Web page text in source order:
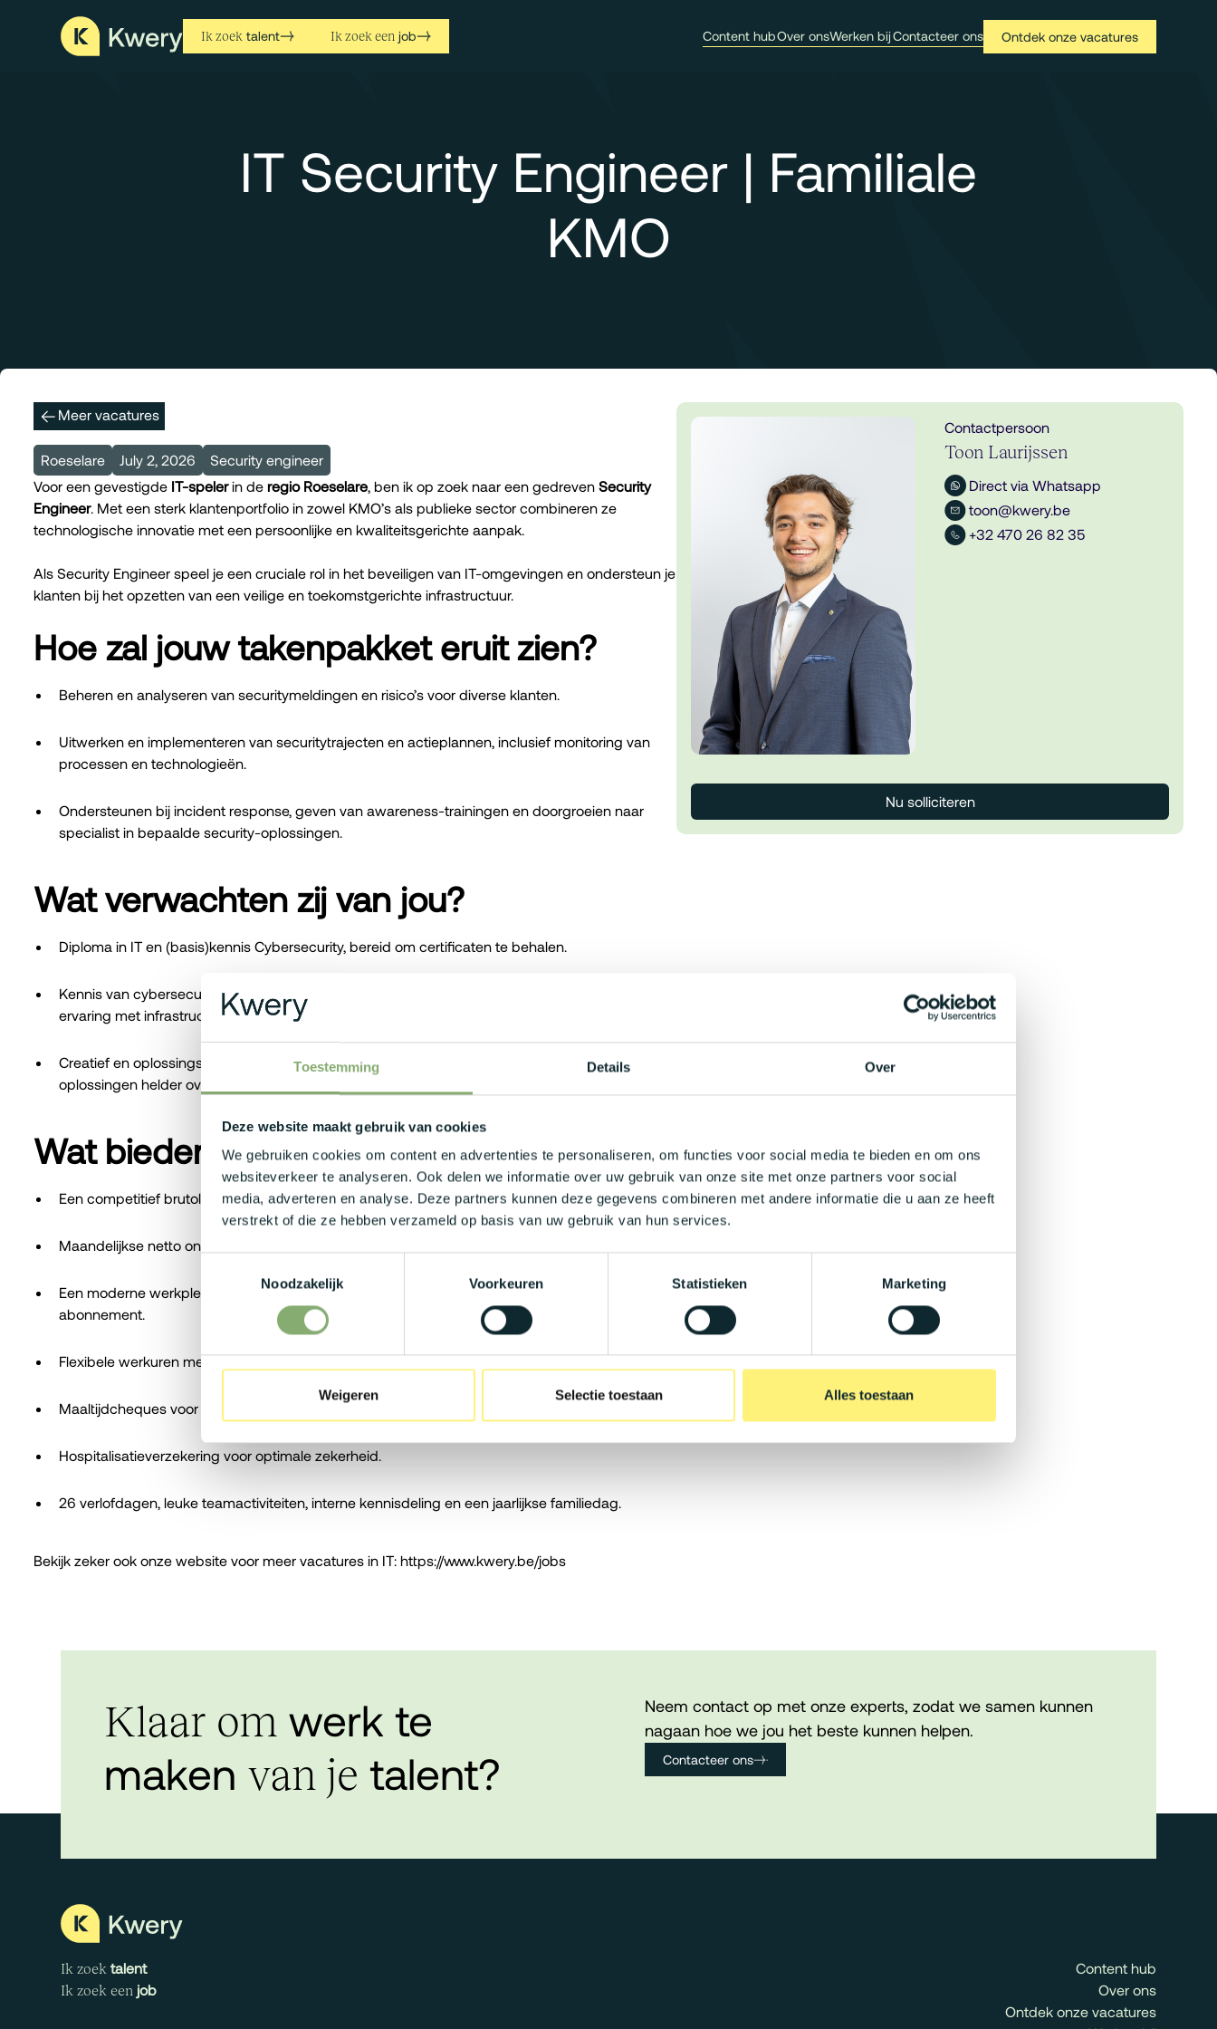
Toestemming Details Over
Deze website maakt gebruik van cookies
We gebruiken cookies om content en advertenties te personaliseren, om functies voor social media te bieden en om ons
websiteverkeer te analyseren. Ook delen we informatie over uw gebruik van onze site met onze partners voor social
media, adverteren en analyse. Deze partners kunnen deze gegevens combineren met andere informatie die u aan ze heeft
verstrekt of die ze hebben verzameld op basis van uw gebruik van hun services.
Noodzakelijk
Voorkeuren Statistieken Marketing
Weigeren Selectie toestaan Alles toestaan
Ik zoek talent Ik zoek een job Content hubOver onsWerken bijContacteer ons Ontdek onze vacatures
IT Security Engineer | Familiale
KMO
Meer vacatures
Roeselare July 2, 2026
Security engineer
Voor een gevestigde IT-spelerin de regio Roeselare, ben ik op zoek naar een gedreven Security
Engineer. Met een sterk klantenportfolio in zowel KMO’s als publieke sector combineren ze
technologische innovatie met een persoonlijke en kwaliteitsgerichte aanpak.
Als Security Engineer speel je een cruciale rol in het beveiligen van IT-omgevingen en ondersteun je
klanten bij het opzetten van een veilige en toekomstgerichte infrastructuur.
Hoe zal jouw takenpakket eruit zien?
Beheren en analyseren van securitymeldingen en risico’s voor diverse klanten.
Uitwerken en implementeren van securitytrajecten en actieplannen, inclusief monitoring van
processen en technologieën.
Ondersteunen bij incident response, geven van awareness-trainingen en doorgroeien naar
specialist in bepaalde security-oplossingen.
Wat verwachten zij van jou?
Diploma in IT en (basis)kennis Cybersecurity, bereid om certificaten te behalen.
Kennis van cybersecuritybegrippen zoals MITRE ATT&CK, kill chains, SIEM, IDS/IPS, EDR en
ervaring met infrastructuur, Azure en M365.
Creatief en oplossingsgericht, met sterke communicatieve vaardigheden (NL/EN) om
oplossingen helder over te brengen.
Wat bieden zij jou?
Een competitief brutoloon tussen €3.400 en €6.300, inclusief maaltijd- en ecocheques.
Maandelijkse netto onkostenvergoeding voor werkgerelateerde kosten.
Een moderne werkplek inclusief bedrijfswagen met tankkaart, laptop en smartphone met
abonnement.
Flexibele werkuren met de mogelijkheid om tot 2 dagen per week van thuis uit te werken.
Maaltijdcheques voor extra gemak in het dagelijks leven.
Hospitalisatieverzekering voor optimale zekerheid.
26 verlofdagen, leuke teamactiviteiten, interne kennisdeling en een jaarlijkse familiedag.
Bekijk zeker ook onze website voor meer vacatures in IT: https://www.kwery.be/jobs
Contactpersoon
Toon Laurijssen
Direct via Whatsapp
toon@kwery.be
+32 470 26 82 35
Nu solliciteren
Klaar om werk te
makenvan je talent?
Neem contact op met onze experts, zodat we samen kunnen
nagaan hoe we jou het beste kunnen helpen.
Contacteer ons
Ik zoek talent
Ik zoek een job
Content hub
Over ons
Ontdek onze vacatures